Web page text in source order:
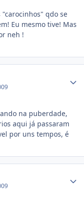
qdo se
Eu mesmo tive! Mas
neh !
na puberdade,
aqui já passaram
por uns tempos, é